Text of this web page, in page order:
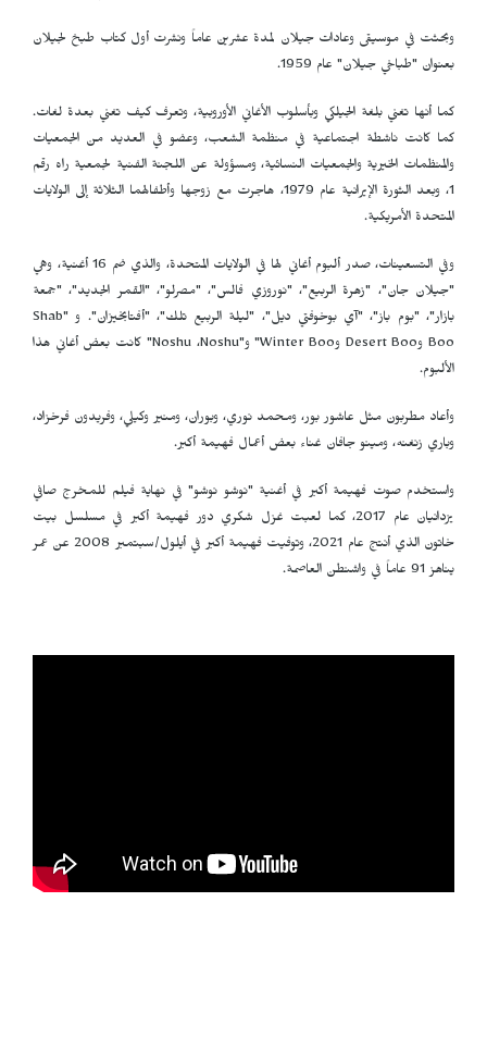
وبحثت في موسيقى وعادات جيلان لمدة عشرين عاماً ونشرت أول كتاب طبخ لجيلان
بعنوان "طباخي جيلان" عام 1959.
كما أنها تغني بلغة الجيلكي وبأسلوب الأغاني الأوروبية، وتعرف كيف تغني بعدة لغات.
كما كانت ناشطة اجتماعية في منظمة الشعب، وعضو في العديد من الجمعيات
والمنظمات الخيرية والجمعيات النسائية، ومسؤولة عن اللجنة الفنية لجمعية راه رقم
1، وبعد الثورة الإيرانية عام 1979، هاجرت مع زوجها وأطفالهما الثلاثة إلى الولايات
المتحدة الأمريكية.
وفي التسعينات، صدر ألبوم أغاني لها في الولايات المتحدة، والذي ضم 16 أغنية، وهي
"جيلان جان"، "زهرة الربيع"، "نوروزي فالس"، "مصرلو"، "القمر الجديد"، "جمعة
بازار"، "بوم باز"، "آي بوخوفتي ديل"، "ليلة الربيع تلك"، "أفتابخيزان". و "Shab
BooوDesert Boo وWinter Boo" و"Noshu،Noshu" كانت بعض أغاني هذا
الألبوم.
وأعاد مطربون مثل عاشور بور، ومحمد نوري، وبوران، ومنير وكيلي، وفريدون فرخزاد،
وباري زنغنه، ومينو جافان غناء بعض أعمال فهيمة أكبر.
واستخدم صوت فهيمة أكبر في أغنية "نوشو نوشو" في نهاية فيلم للمخرج صافي
يزدانيان عام 2017، كما لعبت غزل شكري دور فهيمة أكبر في مسلسل بيت
خاتون الذي أنتج عام 2021، وتوفيت فهيمة أكبر في أيلول/سبتمبر 2008 عن عمر
يناهز 91 عاماً في واشنطن العاصمة.